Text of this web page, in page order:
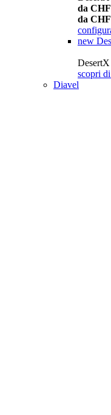
da CHF
da
new
scopri
Diavel